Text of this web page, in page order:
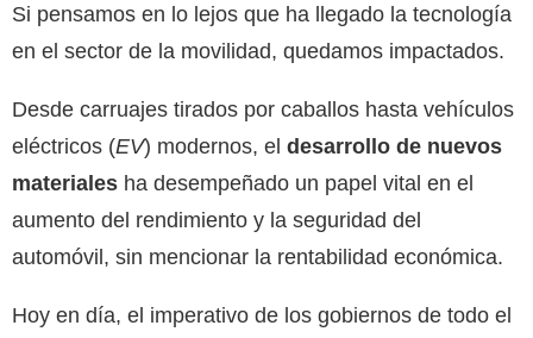
Si pensamos en lo lejos que ha llegado la tecnología
en el sector de la movilidad, quedamos impactados.
Desde carruajes tirados por caballos hasta vehículos
eléctricos (EV) modernos, el desarrollo de nuevos
materiales ha desempeñado un papel vital en el
aumento del rendimiento y la seguridad del
automóvil, sin mencionar la rentabilidad económica.
Hoy en día, el imperativo de los gobiernos de todo el